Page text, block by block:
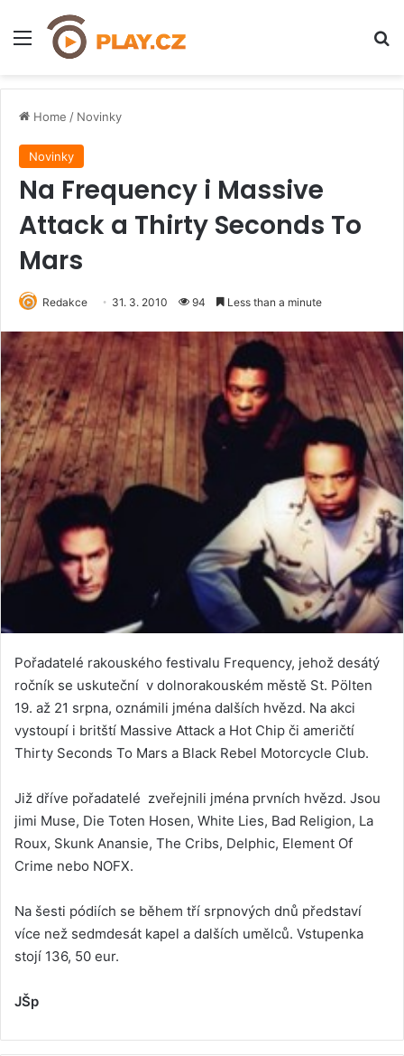
Menu
Home / Novinky
Novinky
Na Frequency i Massive
Attack a Thirty Seconds To
Mars
Redakce 31. 3. 2010 94 Less than a minute
Pořadatelé rakouského festivalu Frequency, jehož desátý
ročník se uskuteční v dolnorakouském městě St. Pölten
19. až 21 srpna, oznámili jména dalších hvězd. Na akci
vystoupí i britští Massive Attack a Hot Chip či američtí
Thirty Seconds To Mars a Black Rebel Motorcycle Club.
Již dříve pořadatelé zveřejnili jména prvních hvězd. Jsou
jimi Muse, Die Toten Hosen, White Lies, Bad Religion, La
Roux, Skunk Anansie, The Cribs, Delphic, Element Of
Crime nebo NOFX.
Na šesti pódiích se během tří srpnových dnů představí
více než sedmdesát kapel a dalších umělců. Vstupenka
stojí 136, 50 eur.
JŠp